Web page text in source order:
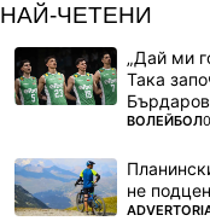
НАЙ-ЧЕТЕНИ
„Дай ми
Така
Бърдаров
ПОВЕЧЕ ОТ
ВОЛЕЙБОЛ
не
ПОВЕЧЕ ОТ